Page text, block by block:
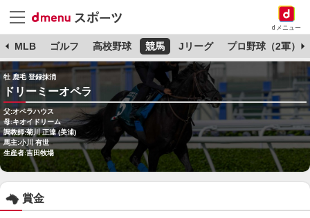
dメニュー
MLB ゴルフ 高校野球 競馬 Jリーグ プロ野球（2軍）
牡 鹿毛 登録抹消
ドリーミーオペラ
父:オペラハウス
母:キオイドリーム
調教師:菊川 正達 (美浦)
馬主:小川 有世
生産者:吉田牧場
賞金